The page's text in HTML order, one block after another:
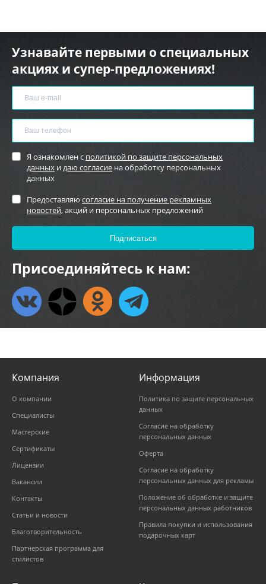
Узнавайте первыми о специальных
акциях и супер-предложениях!
Я ознакомлен с политикой по защите персональных
данных и даю согласие на обработку персональных
данных
Предоставляю согласие на получение рекламных
новостей, акций и персональных предложений
Присоединяйтесь к нам:
Компания
О компании
Специалисты
Мастерские
Сертификаты
Лицензии
Вакансии
Контакты
Статьи и новости
Благотворительность
Партнерская программа для
стилистов
Информация
Политика по защите персональных
данных
Согласие на обработку
персональных данных
Оферта
Согласие на обработку
персональных данных для рекламы
Положение об обработке и защите
персональных данных работников
Правила покупки и использования
подарочных карт